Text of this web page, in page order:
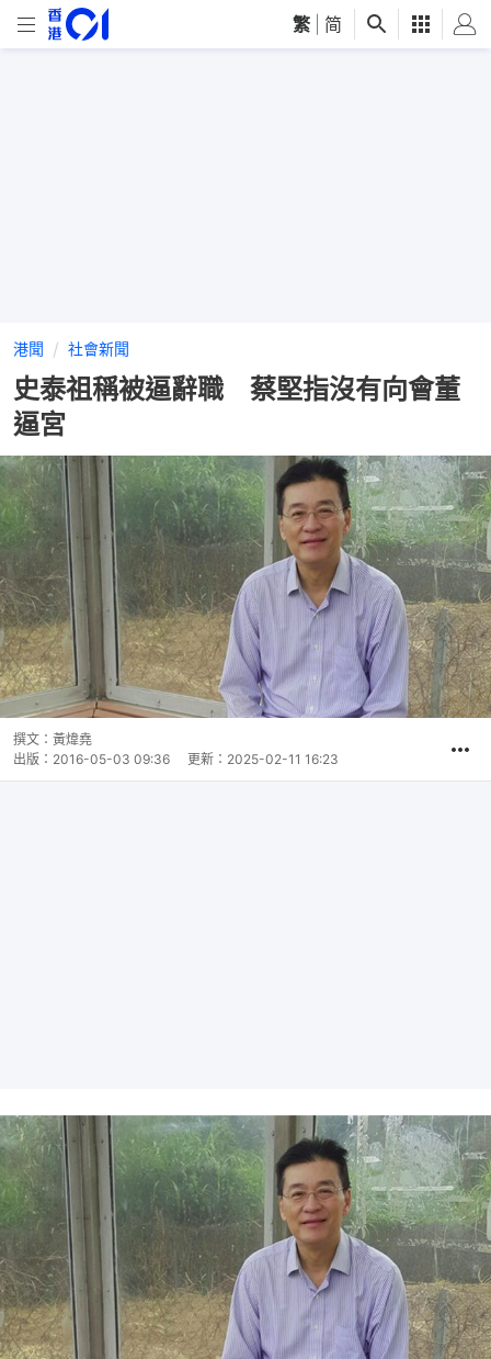
繁 简
港聞 社會新聞
史泰祖稱被逼辭職 蔡堅指沒有向會董
逼宮
撰文： 黃煒堯
出版： 2016-05-03 09:36 更新： 2025-02-11 16:23